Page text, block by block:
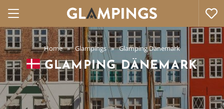
Home Glampings Glamping Dänemark
GLAMPING DÄNEMARK